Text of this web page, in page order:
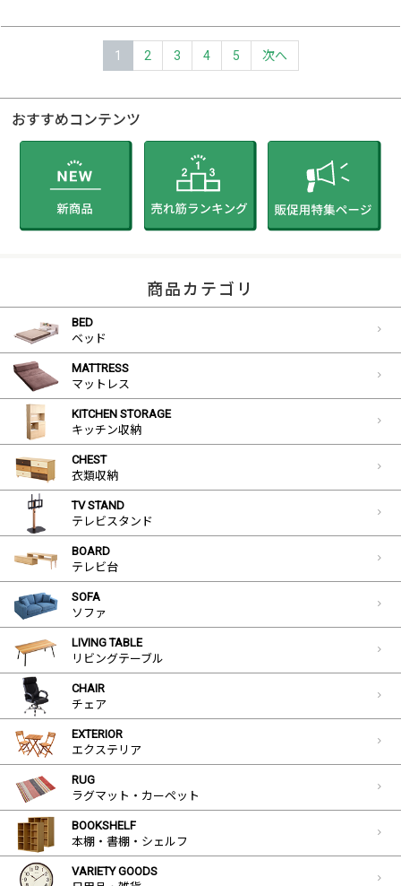
1 2 3 4 5 次へ
おすすめコンテンツ
商品カテゴリ
BED
ベッド
MATTRESS
マットレス
KITCHEN STORAGE
キッチン収納
CHEST
衣類収納
TV STAND
テレビスタンド
BOARD
テレビ台
SOFA
ソファ
LIVING TABLE
リビングテーブル
CHAIR
チェア
EXTERIOR
エクステリア
RUG
ラグマット・カーペット
BOOKSHELF
本棚・書棚・シェルフ
VARIETY GOODS